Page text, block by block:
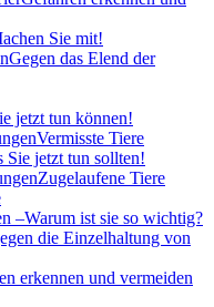
Sie mit!
Gegen das Elend der
jetzt tun können!
Vermisste Tiere
Sie jetzt tun sollten!
Zugelaufene Tiere
–Warum ist sie so wichtig?
die Einzelhaltung von
erkennen und vermeiden